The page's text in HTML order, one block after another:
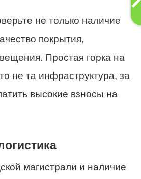
не только наличие
покрытия,
Простая горка на
не та инфраструктура, за
высокие взносы на
магистрали и наличие